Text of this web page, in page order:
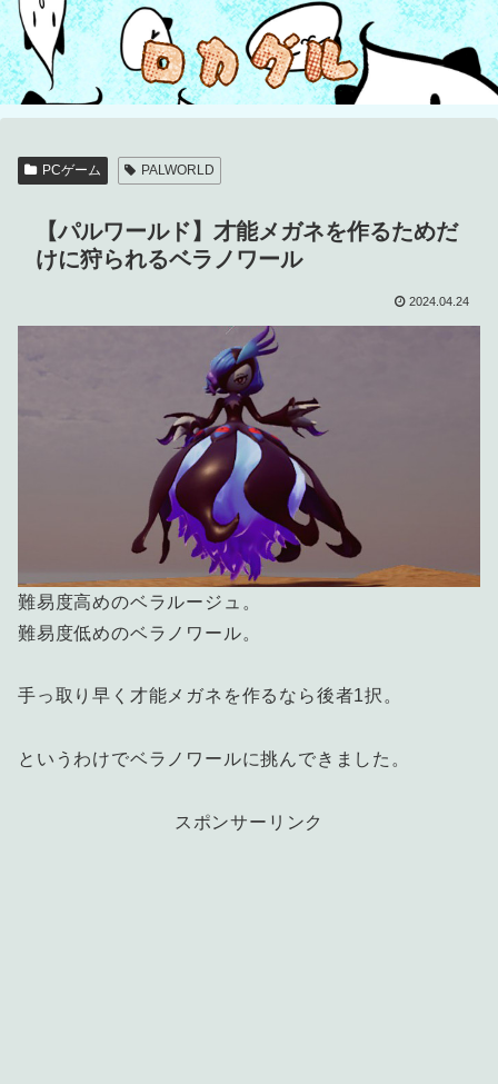
PCゲーム PALWORLD
【パルワールド】才能メガネを作るためだ
けに狩られるベラノワール
2024.04.24
難易度高めのベラルージュ。
難易度低めのベラノワール。
手っ取り早く才能メガネを作るなら後者1択。
というわけでベラノワールに挑んできました。
スポンサーリンク